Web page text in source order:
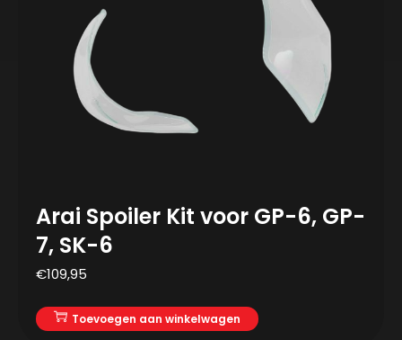
Arai Spoiler Kit voor GP-6, GP-
7, SK-6
€109,95
Toevoegen aan winkelwagen